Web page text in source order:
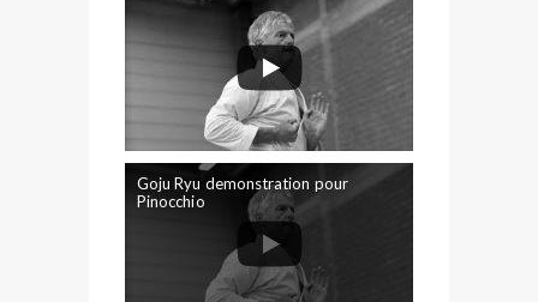
Goju Ryu demonstration pour
Pinocchio